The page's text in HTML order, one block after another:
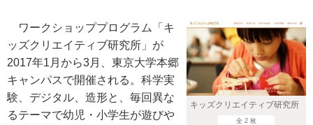
キッズクリエイティブ研究所
全 2 枚
ワークショッププログラム「キ
ッズクリエイティブ研究所」が
2017年1月から3月、東京大学本郷
キャンパスで開催される。科学実
験、デジタル、造形と、毎回異な
るテーマで幼児・小学生が遊びや